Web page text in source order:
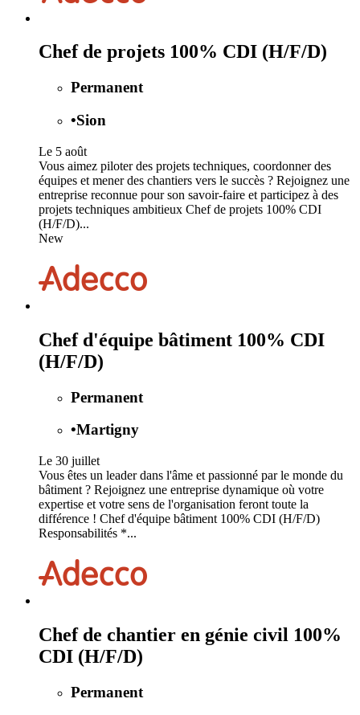
Chef de projets 100% CDI (H/F/D)
Permanent
•Sion
Le 5 août
Vous aimez piloter des projets techniques, coordonner des
équipes et mener des chantiers vers le succès ? Rejoignez une
entreprise reconnue pour son savoir-faire et participez à des
projets techniques ambitieux Chef de projets 100% CDI
(H/F/D)...
New
Chef d'équipe bâtiment 100% CDI
(H/F/D)
Permanent
•Martigny
Le 30 juillet
Vous êtes un leader dans l'âme et passionné par le monde du
bâtiment ? Rejoignez une entreprise dynamique où votre
expertise et votre sens de l'organisation feront toute la
différence ! Chef d'équipe bâtiment 100% CDI (H/F/D)
Responsabilités *...
Chef de chantier en génie civil 100%
CDI (H/F/D)
Permanent